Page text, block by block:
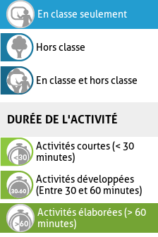
En classe seulement
Hors classe
En classe et hors classe
DURÉE DE L'ACTIVITÉ
Activités courtes (< 30
minutes)
Activités développées
(Entre 30 et 60 minutes)
Activités élaborées (> 60
minutes)